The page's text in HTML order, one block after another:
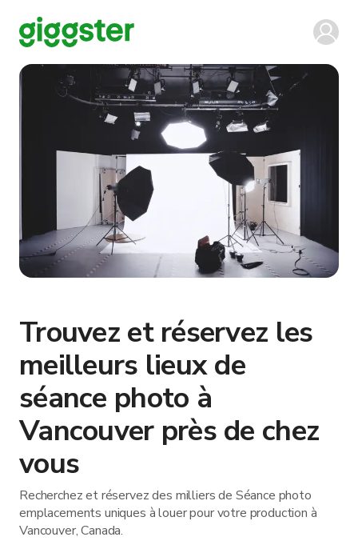
Trouvez et réservez les
meilleurs lieux de
séance photo à
Vancouver près de chez
vous
Recherchez et réservez des milliers de Séance photo
emplacements uniques à louer pour votre production à
Vancouver, Canada.